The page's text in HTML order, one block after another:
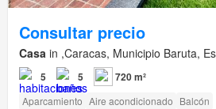
Consultar precio
Casa in ,Caracas, Municipio Baruta,
5 5 720 m²
Aparcamiento Aire acondicionado Balcón